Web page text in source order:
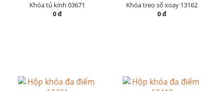
Khóa tủ kính 03671
0 đ
Khóa treo số xoay 13162
0 đ